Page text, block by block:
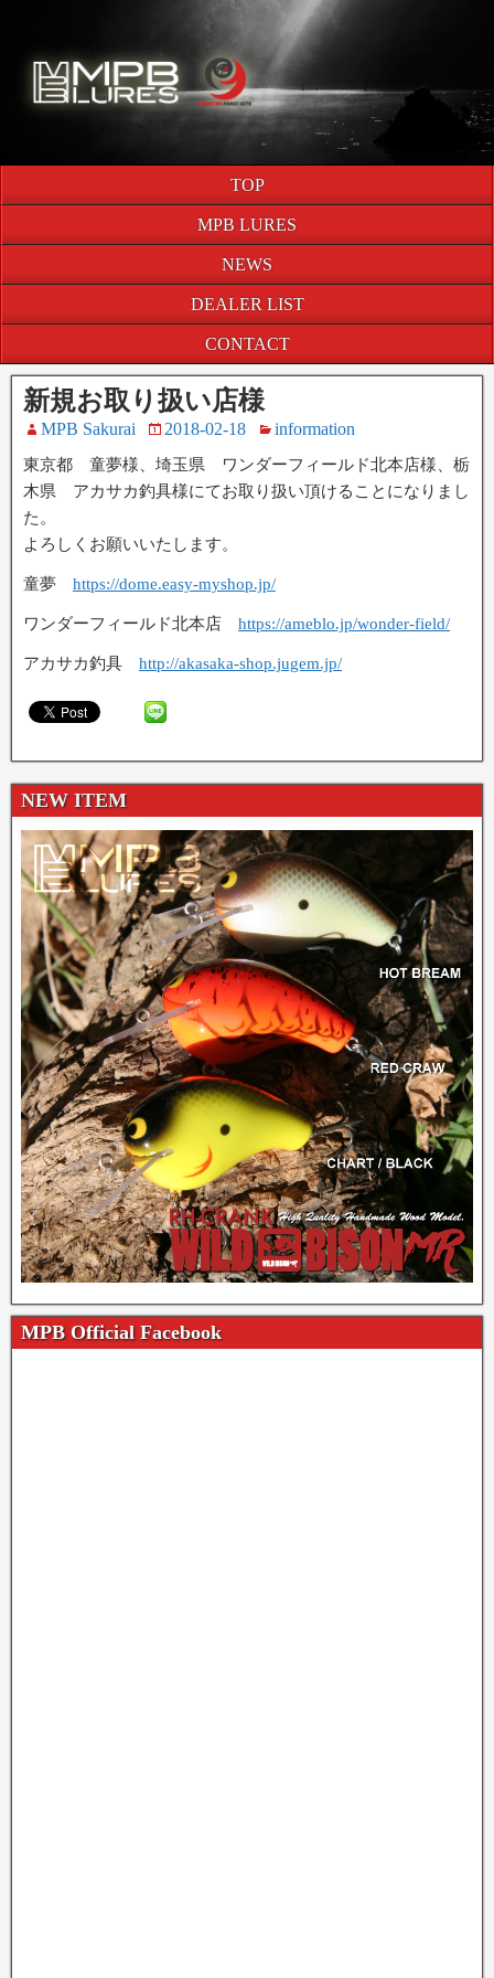
TOP
MPB LURES
NEWS
DEALER LIST
CONTACT
新規お取り扱い店様
MPB Sakurai 2018-02-18 information
東京都 童夢様、埼玉県 ワンダーフィールド北本店様、栃
木県 アカサカ釣具様にてお取り扱い頂けることになりまし
た。
よろしくお願いいたします。
童夢 https://dome.easy-myshop.jp/
ワンダーフィールド北本店 https://ameblo.jp/wonder-field/
アカサカ釣具 http://akasaka-shop.jugem.jp/
NEW ITEM
MPB Official Facebook